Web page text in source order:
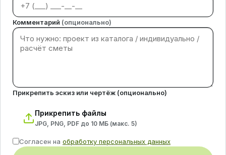
Комментарий (опционально)
Прикрепить эскиз или чертёж (опционально)
Прикрепить файлы
JPG, PNG, PDF до 10 МБ (макс. 5)
Согласен на обработку персональных данных